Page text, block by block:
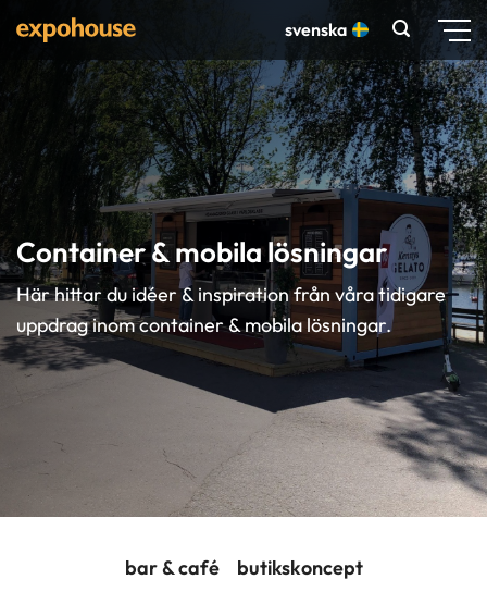
content
svenska
Container & mobila lösningar
Här hittar du idéer & inspiration från våra tidigare
uppdrag inom container & mobila lösningar.
bar & café
butikskoncept